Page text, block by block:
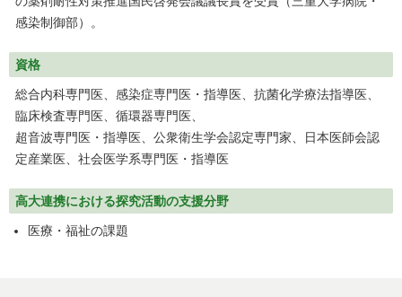
感染制御部）。
資格
総合内科専門医、感染症専門医・指導医、抗菌化学療法指導医、
臨床検査専門医、循環器専門医、
超音波専門医・指導医、公衆衛生学会認定専門家、日本医師会認
定産業医、社会医学系専門医・指導医
高大連携における探究活動の支援分野
医療・福祉の課題